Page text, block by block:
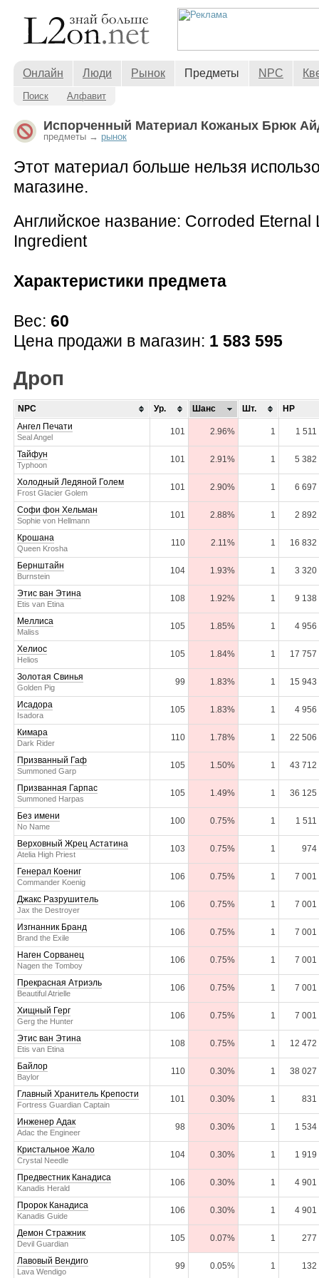
Онлайн Люди Рынок Предметы NPC
Поиск Алфавит
Испорченный Материал Кожаных Брюк
предметы → рынок
Этот материал больше нельзя
магазине.
Английское название: Corroded
Ingredient
Характеристики предмета
Вес: 60
Цена продажи в магазин: 1 583 595
Дроп
NPC Ур. Шанс Шт.
HP
Ангел Печати
Seal Angel
101 2.96% 1 1
Тайфун
Typhoon
101 2.91% 1 5 382
Холодный Ледяной Голем
Frost Glacier Golem
101 2.90% 1 6 697
Софи фон Хельман
Sophie von Hellmann
101 2.88% 1 2 892
Крошана
Queen Krosha
110 2.11% 1 16 832
Бернштайн
Burnstein
104 1.93% 1 3 320
Этис ван Этина
Etis van Etina
108 1.92% 1 9 138
Меллиса
Maliss
105 1.85% 1 4 956
Хелиос
Helios
105 1.84% 1 17 757
Золотая Свинья
Golden Pig
99 1.83% 1 15 943
Исадора
Isadora
105 1.83% 1 4 956
Кимара
Dark Rider
110 1.78% 1 22 506
Призванный Гаф
Summoned Garp
105 1.50% 1 43 712
Призванная Гарпас
Summoned Harpas
105 1.49% 1 36 125
Без имени
No Name
100 0.75% 1 1
Верховный Жрец Астатина
Atelia High Priest
103 0.75% 1 974
Генерал Коениг
Commander Koenig
106 0.75% 1 7 001
Джакс Разрушитель
Jax the Destroyer
106 0.75% 1 7 001
Изгнанник Бранд
Brand the Exile
106 0.75% 1 7 001
Наген Сорванец
Nagen the Tomboy
106 0.75% 1 7 001
Прекрасная Атриэль
Beautiful Atrielle
106 0.75% 1 7 001
Хищный Герг
Gerg the Hunter
106 0.75% 1 7 001
Этис ван Этина
Etis van Etina
108 0.75% 1 12 472
Байлор
Baylor
110 0.30% 1 38 027
Главный Хранитель Крепости
Fortress Guardian Captain
101 0.30% 1 831
Инженер Адак
Adac the Engineer
98 0.30% 1 1 534
Кристальное Жало
Crystal Needle
104 0.30% 1 1 919
Предвестник Канадиса
Kanadis Herald
106 0.30% 1 4 901
Пророк Канадиса
Kanadis Guide
106 0.30% 1 4 901
Демон Стражник
Devil Guardian
105 0.07% 1 277
Лавовый Вендиго
Lava Wendigo
99 0.05% 1 132